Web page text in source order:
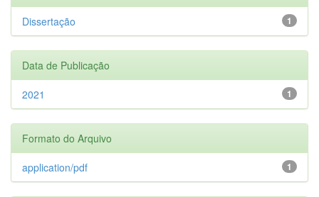
1
Dissertação
Data de Publicação
1
2021
Formato do Arquivo
1
application/pdf